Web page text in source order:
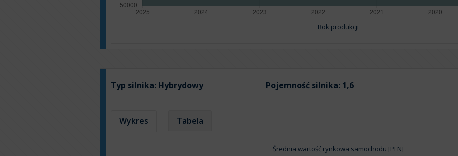
Rok produkcji
Typ silnika: Hybrydowy Pojemność silnika: 1,6
Wykres Tabela
Średnia wartość rynkowa samochodu [PLN]